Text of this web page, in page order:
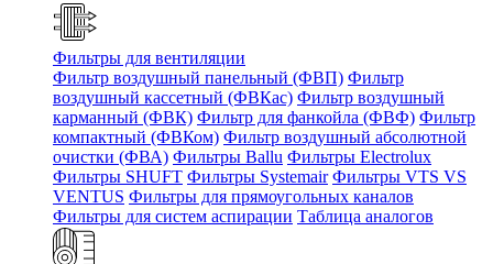
Фильтры для вентиляции
Фильтр воздушный панельный (ФВП) Фильтр
воздушный кассетный (ФВКас) Фильтр воздушный
карманный (ФВК) Фильтр для фанкойла (ФВФ) Фильтр
компактный (ФВКом) Фильтр воздушный абсолютной
очистки (ФВА) Фильтры Ballu Фильтры Electrolux
Фильтры SHUFT Фильтры Systemair Фильтры VTS VS
VENTUS Фильтры для прямоугольных каналов
Фильтры для систем аспирации Таблица аналогов